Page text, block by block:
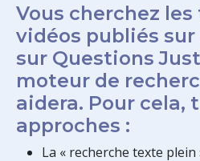
Vous cherchez
vidéos publiés
sur Questions
moteur de
aidera. Pour cela,
approches :
La « recherche texte